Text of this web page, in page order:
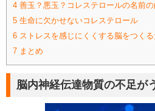
4 善玉？悪玉？コレステロールの名前
5 生命に欠かせないコレステロール
6 ストレスを感じにくくする脳をつく
7 まとめ
脳内神経伝達物質の不足が